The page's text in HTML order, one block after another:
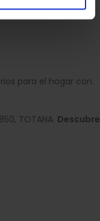
para el hogar con
TOTANA. Descubre